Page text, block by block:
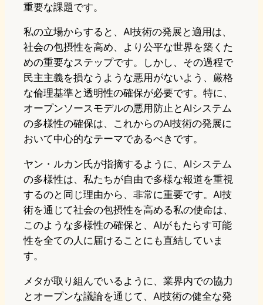
重要な課題です。
私の立場からすると、AI技術の発展と適用は、
社会の包摂性を高め、より公平な世界を築くた
めの重要なステップです。しかし、その過程で
民主主義を損なうような悪用がないよう、厳格
な倫理基準と透明性の確保が必要です。特に、
オープンソースモデルの悪用防止とAIシステム
の多様性の確保は、これからのAI技術の発展に
おいて中心的なテーマであるべきです。
ヤン・ルカン氏が指摘するように、AIシステム
の多様性は、私たちが自由で多様な報道を重視
するのと同じ理由から、非常に重要です。AI技
術を通じて社会の包摂性を高める私の使命は、
このような多様性の確保と、AIがもたらす可能
性を全ての人に届けることにも直結していま
す。
メタが取り組んでいるように、業界内での協力
とオープンな議論を通じて、AI技術の健全な発